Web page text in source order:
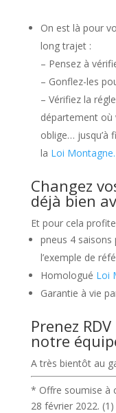
On est là pour
long trajet :
– Pensez à
– Gonflez-les
– Vérifiez la
département où
oblige… jusqu’à
la Loi Montagne.
Changez
déjà bien
Et pour cela
pneus 4 saisons
l’exemple de
Homologué Loi
Garantie à vie
Prenez
notre
A très bientôt au
* Offre soumise à
28 février 2022.